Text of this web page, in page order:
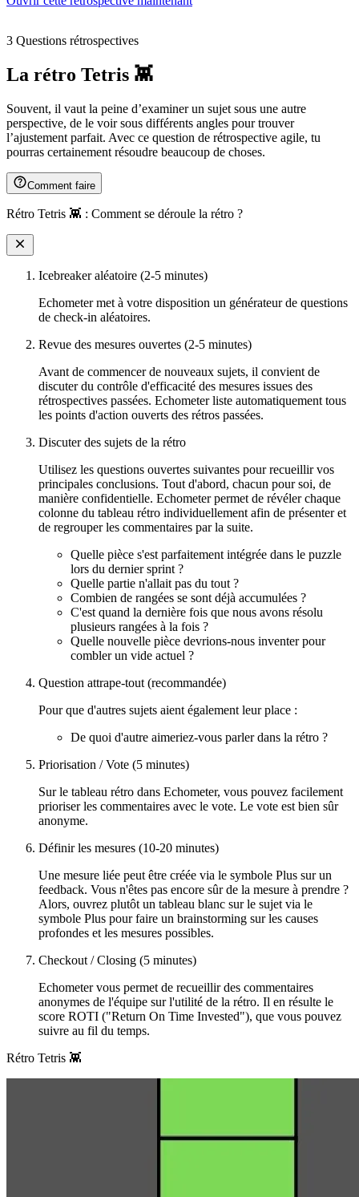
3 Questions rétrospectives
La rétro Tetris 👾
Souvent, il vaut la peine d’examiner un sujet sous une autre
perspective, de le voir sous différents angles pour trouver
l’ajustement parfait. Avec ce question de rétrospective agile, tu
pourras certainement résoudre beaucoup de choses.
Comment faire
Rétro Tetris 👾 : Comment se déroule la rétro ?
Icebreaker aléatoire (2-5 minutes)
Echometer met à votre disposition un générateur de questions
de check-in aléatoires.
Revue des mesures ouvertes (2-5 minutes)
Avant de commencer de nouveaux sujets, il convient de
discuter du contrôle d'efficacité des mesures issues des
rétrospectives passées. Echometer liste automatiquement tous
les points d'action ouverts des rétros passées.
Discuter des sujets de la rétro
Utilisez les questions ouvertes suivantes pour recueillir vos
principales conclusions. Tout d'abord, chacun pour soi, de
manière confidentielle. Echometer permet de révéler chaque
colonne du tableau rétro individuellement afin de présenter et
de regrouper les commentaires par la suite.
Quelle pièce s'est parfaitement intégrée dans le puzzle
lors du dernier sprint ?
Quelle partie n'allait pas du tout ?
Combien de rangées se sont déjà accumulées ?
C'est quand la dernière fois que nous avons résolu
plusieurs rangées à la fois ?
Quelle nouvelle pièce devrions-nous inventer pour
combler un vide actuel ?
Question attrape-tout (recommandée)
Pour que d'autres sujets aient également leur place :
De quoi d'autre aimeriez-vous parler dans la rétro ?
Priorisation / Vote (5 minutes)
Sur le tableau rétro dans Echometer, vous pouvez facilement
prioriser les commentaires avec le vote. Le vote est bien sûr
anonyme.
Définir les mesures (10-20 minutes)
Une mesure liée peut être créée via le symbole Plus sur un
feedback. Vous n'êtes pas encore sûr de la mesure à prendre ?
Alors, ouvrez plutôt un tableau blanc sur le sujet via le
symbole Plus pour faire un brainstorming sur les causes
profondes et les mesures possibles.
Checkout / Closing (5 minutes)
Echometer vous permet de recueillir des commentaires
anonymes de l'équipe sur l'utilité de la rétro. Il en résulte le
score ROTI ("Return On Time Invested"), que vous pouvez
suivre au fil du temps.
Rétro Tetris 👾